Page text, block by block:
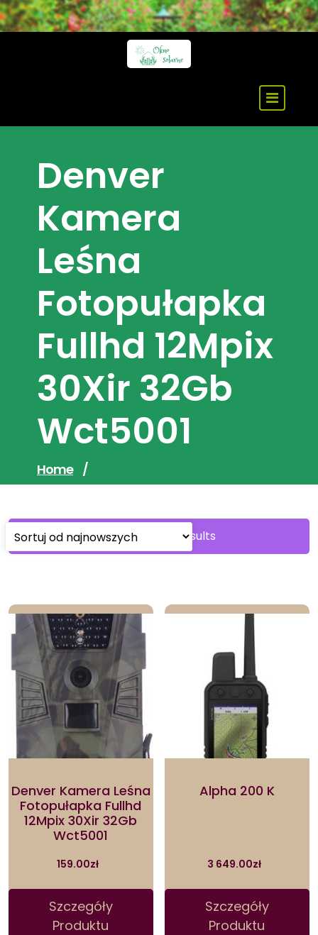
Skip
to
Denver
Kamera
Leśna
Fotopułapka
Fullhd 12Mpix
30Xir 32Gb
Wct5001
Home /
Showing all 4 resultsSorted
by
Denver Kamera Leśna
Fotopułapka Fullhd
12Mpix 30Xir 32Gb
Wct5001
159.00zł
Szczegóły
Produktu
Alpha 200 K
3 649.00zł
Szczegóły
Produktu